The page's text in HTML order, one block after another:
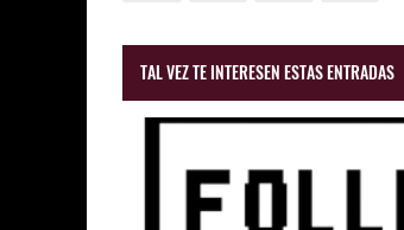
TAL VEZ TE INTERESEN ESTAS ENTRADAS